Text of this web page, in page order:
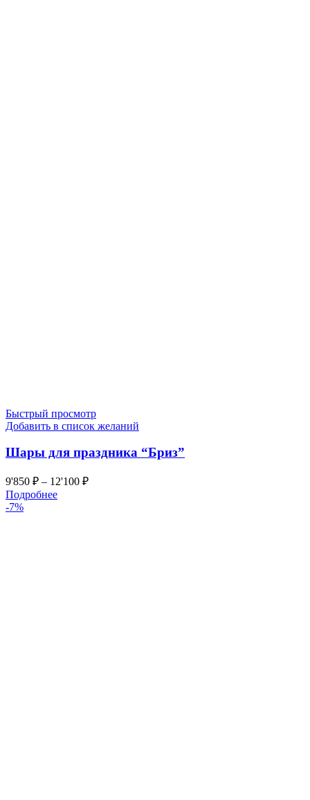
Быстрый просмотр
Добавить в список желаний
Шары для праздника “Бриз”
9'850 ₽ – 12'100 ₽
Подробнее
-7%